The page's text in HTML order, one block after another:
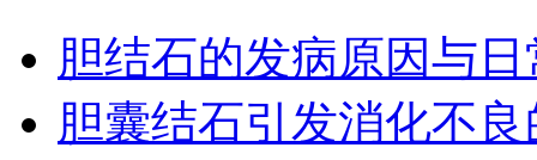
胆结石的发病原因与
胆囊结石引发消化不